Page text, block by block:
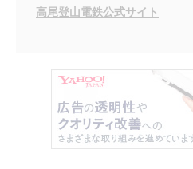
高尾登山電鉄公式サイト